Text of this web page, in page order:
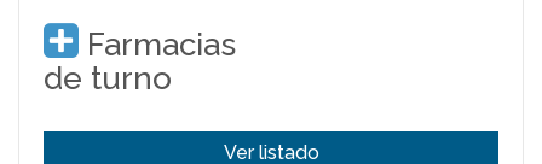
Farmacias
de turno
Ver listado